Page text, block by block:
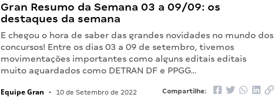
Gran Resumo da Semana 03 a 09/09: os
destaques da semana
E chegou o hora de saber das grandes novidades no mundo dos
concursos! Entre os dias 03 a 09 de setembro, tivemos
movimentações importantes como alguns editais editais
muito aguardados como DETRAN DF e PPGG…
Equipe Gran • 10 de Setembro de 2022 Compartilhe: